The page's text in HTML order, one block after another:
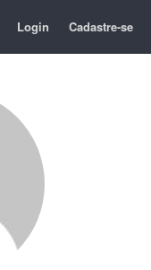
Login Cadastre-se